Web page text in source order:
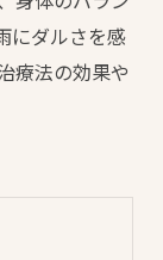
にダルさを感
療法の効果や